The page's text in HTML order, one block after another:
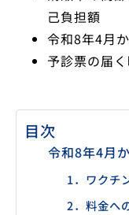
己負担額
令和8年4月
予診票の届
目次
令和8年4月
1．ワクチ
2．料金へ